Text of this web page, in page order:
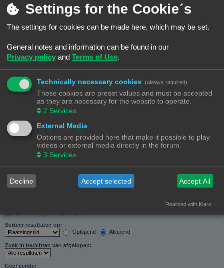
Zoek naar auteur:
Gebruik * als een joker voor gedeeltelijke overeenkomsten.
Zoeken in forums:
Selecteer het forum of de forums die je wil doorzoeken. Subforums worden automatisch
doorzocht als je “Doorzoek subforums“ hieronder niet uitschakelt.
Doorzoek subforums:
Nee
Alleen berichtonderwerpen en tekst
Alleen tekst
Alleen onderwerptitels
Alleen eerste bericht van onderwerp
Sorteer resultaten op:
Oplopend
Aflopend
Zoek in berichten van afgelopen:
Geef eerste:
Settings for the Cookie´s
The settings for cookies can be made here, which may be set.
General notes and information can be found in our
Privacy policy and Terms of Use.
Technically necessary cookies (always required)
These cookies are preset values and must be accepted
as they are necessary for the website to operate.
2 Services
External Media
Options are provided here that make it possible to play
videos or external media directly in the forum.
3 Services
Decline Accept selected Accept All
Realized with Klaro!